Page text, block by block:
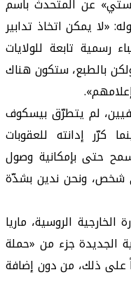
«لا يمكن اتخاذ تدابير
رسمية تابعة للولايات
بالطبع، ستكون هناك
لم يتطرّق بيسكوف
كرّر إدانته للعقوبات
حتى بإمكانية وصول
شخص، ونحن ندين بشدّة
الروسية، ماريا
الجديدة جزء من «حملة
على ذلك، من دون إضافة